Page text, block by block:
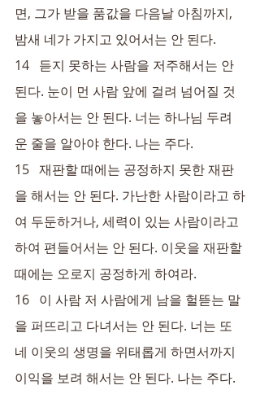
면, 그가 받을 품값을 다음날 아침까지,
밤새 네가 가지고 있어서는 안 된다.
14   듣지 못하는 사람을 저주해서는 안
된다. 눈이 먼 사람 앞에 걸려 넘어질 것
을 놓아서는 안 된다. 너는 하나님 두려
운 줄을 알아야 한다. 나는 주다.
15   재판할 때에는 공정하지 못한 재판
을 해서는 안 된다. 가난한 사람이라고 하
여 두둔하거나, 세력이 있는 사람이라고
하여 편들어서는 안 된다. 이웃을 재판할
때에는 오로지 공정하게 하여라.
16   이 사람 저 사람에게 남을 헐뜯는 말
을 퍼뜨리고 다녀서는 안 된다. 너는 또
네 이웃의 생명을 위태롭게 하면서까지
이익을 보려 해서는 안 된다. 나는 주다.